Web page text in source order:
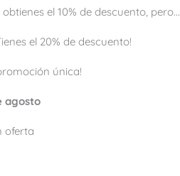
el 10% de descuento, pero...
el 20% de descuento!
única!
agosto
oferta